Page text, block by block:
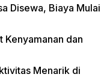
Disewa, Biaya Mulai
Kenyamanan dan
Menarik di